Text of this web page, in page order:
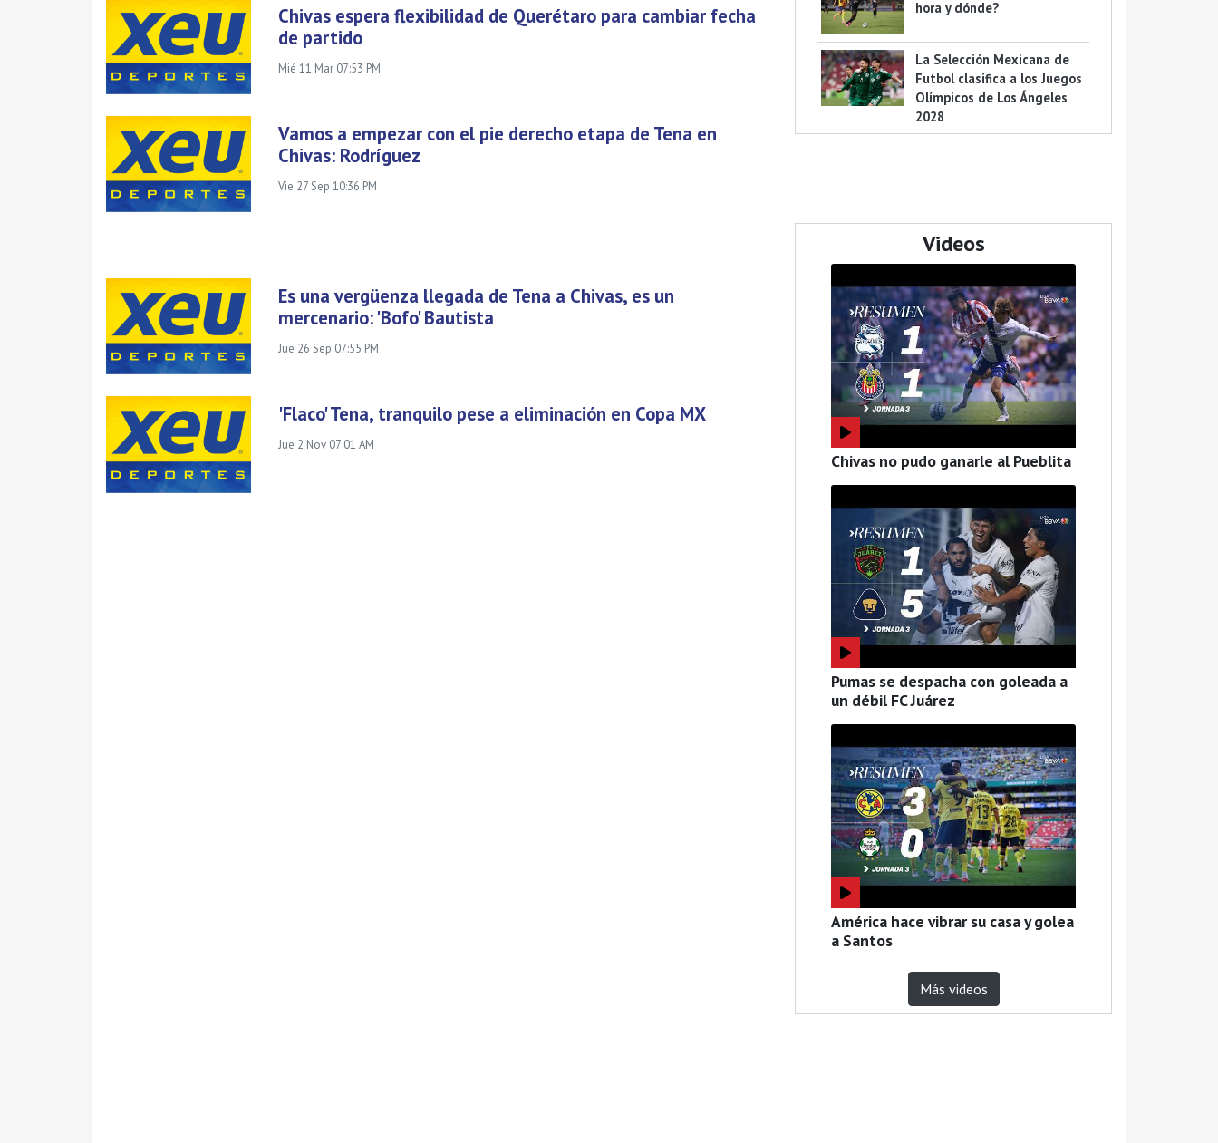
Chivas espera flexibilidad de Querétaro para cambiar fecha
de partido
Mié 11 Mar 07:53 PM
Vamos a empezar con el pie derecho etapa de Tena en
Chivas: Rodríguez
Vie 27 Sep 10:36 PM
Es una vergüenza llegada de Tena a Chivas, es un
mercenario: 'Bofo' Bautista
Jue 26 Sep 07:55 PM
'Flaco' Tena, tranquilo pese a eliminación en Copa MX
Jue 2 Nov 07:01 AM
hora y dónde?
La Selección Mexicana de
Futbol clasifica a los Juegos
Olímpicos de Los Ángeles
2028
Videos
Chivas no pudo ganarle al Pueblita
Pumas se despacha con goleada a
un débil FC Juárez
América hace vibrar su casa y golea
a Santos
Más videos